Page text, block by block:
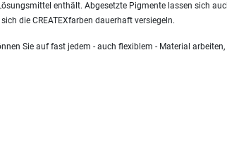
enthält. Abgesetzte Pigmente lassen sich
die CREATEXfarben dauerhaft versiegeln.
Sie auf fast jedem - auch flexiblem - Material arbeiten,